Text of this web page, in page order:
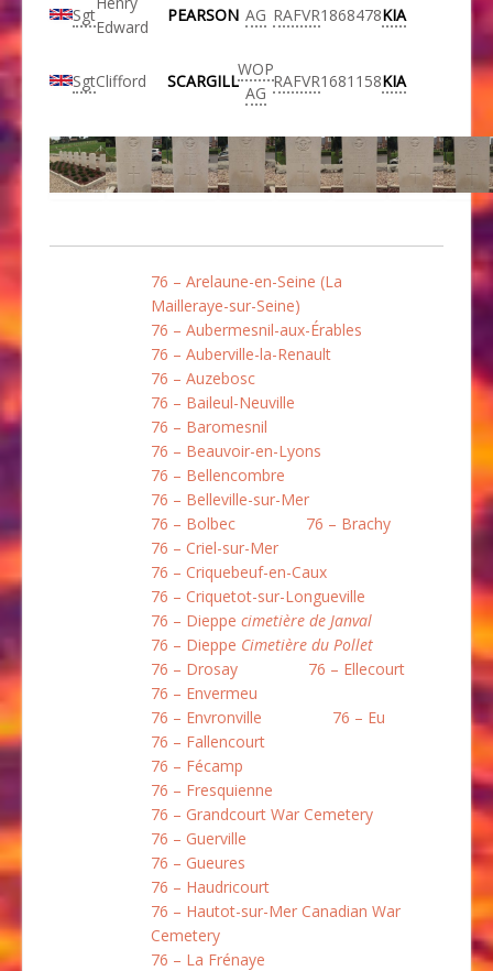
Sgt
Edward
PEARSON AG RAFVR1868478KIA
SgtClifford SCARGILL
WOP
AG
RAFVR1681158KIA
76 – Arelaune-en-Seine (La
Mailleraye-sur-Seine)
76 – Aubermesnil-aux-Érables
76 – Auberville-la-Renault
76 – Auzebosc
76 – Baileul-Neuville
76 – Baromesnil
76 – Beauvoir-en-Lyons
76 – Bellencombre
76 – Belleville-sur-Mer
76 – Bolbec
76 – Brachy
76 – Criel-sur-Mer
76 – Criquebeuf-en-Caux
76 – Criquetot-sur-Longueville
76 – Dieppe cimetière de Janval
76 – Dieppe Cimetière du Pollet
76 – Drosay
76 – Ellecourt
76 – Envermeu
76 – Envronville
76 – Eu
76 – Fallencourt
76 – Fécamp
76 – Fresquienne
76 – Grandcourt War Cemetery
76 – Guerville
76 – Gueures
76 – Haudricourt
76 – Hautot-sur-Mer Canadian War
Cemetery
76 – La Frénaye